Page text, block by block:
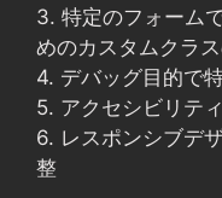
3. 特定のフォーム
めのカスタムクラ
4. デバッグ目的で
5. アクセシビリテ
6. レスポンシブデ
整